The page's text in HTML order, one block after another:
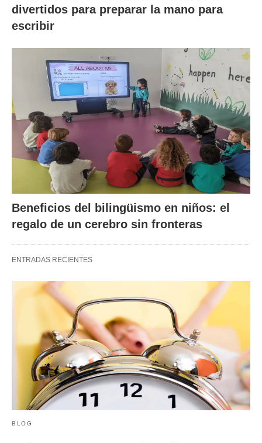
divertidos para preparar la mano para
escribir
Beneficios del bilingüismo en niños: el
regalo de un cerebro sin fronteras
ENTRADAS RECIENTES
BLOG